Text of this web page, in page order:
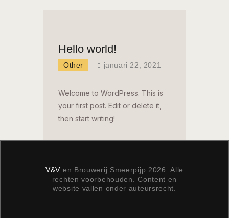
Hello world!
Other januari 22, 2021
Welcome to WordPress. This is
your first post. Edit or delete it,
then start writing!
V&V en Brouwerij Smeerpijp 2026. Alle
rechten voorbehouden. Content en
website vallen onder auteursrecht.